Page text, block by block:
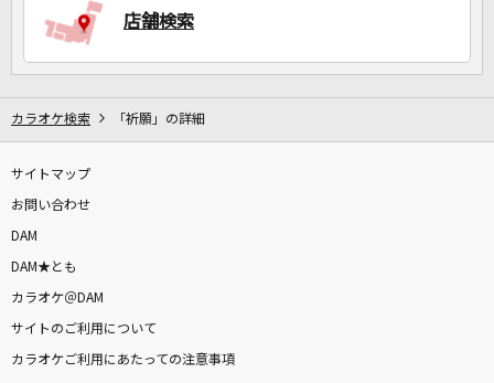
店舗検索
カラオケ検索 「祈願」の詳細
サイトマップ
お問い合わせ
DAM
DAM★とも
カラオケ＠DAM
サイトのご利用について
カラオケご利用にあたっての注意事項